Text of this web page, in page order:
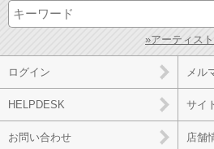
»アーティス
ログイン メル
HELPDESK サイ
お問い合わせ 店舗